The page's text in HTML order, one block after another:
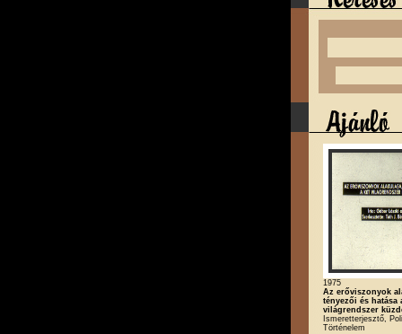
1975
Az erőviszonyok
tényezői és hatása
világrendszer
Ismeretterjesztő,
Történelem